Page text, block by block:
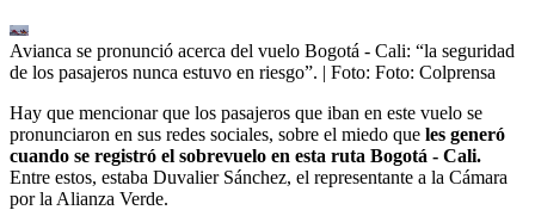
Avianca se pronunció acerca del vuelo Bogotá - Cali: “la seguridad
de los pasajeros nunca estuvo en riesgo”. | Foto: Foto: Colprensa
Hay que mencionar que los pasajeros que iban en este vuelo se
pronunciaron en sus redes sociales, sobre el miedo que les generó
cuando se registró el sobrevuelo en esta ruta Bogotá - Cali.
Entre estos, estaba Duvalier Sánchez, el representante a la Cámara
por la Alianza Verde.